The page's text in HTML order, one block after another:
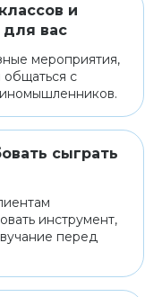
и
для вас
мероприятия,
общаться с
сыграть
инструмент,
перед